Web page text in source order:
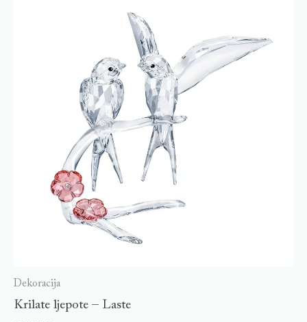
Dekoracija
Krilate ljepote – Laste